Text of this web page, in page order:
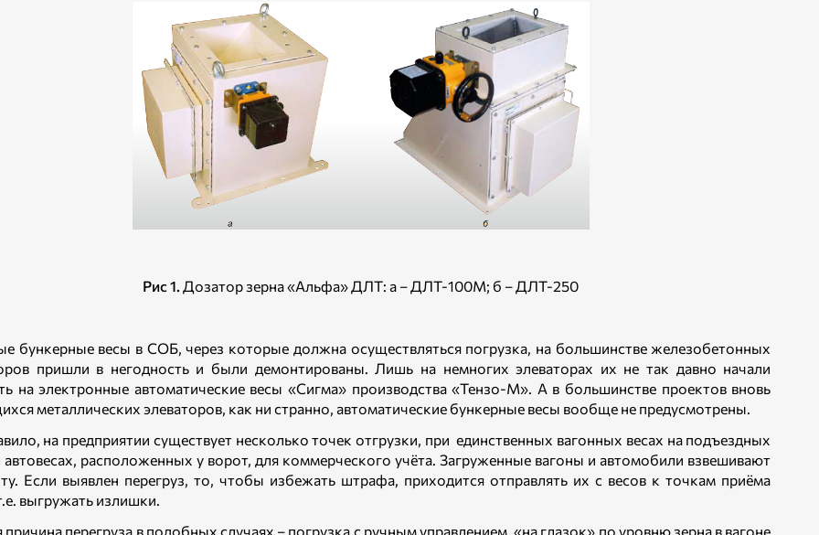
Рис 1. Дозатор зерна «Альфа» ДЛТ: а – ДЛТ-100М; б – ДЛТ-250
бункерные весы в СОБ, через которые должна осуществляться погрузка, на большинстве железобетонных
пришли в негодность и были демонтированы. Лишь на немногих элеваторах их не так давно начали
на электронные автоматические весы «Сигма» производства «Тензо-М». А в большинстве проектов вновь
металлических элеваторов, как ни странно, автоматические бункерные весы вообще не предусмотрены.
на предприятии существует несколько точек отгрузки, при единственных вагонных весах на подъездных
автовесах, расположенных у ворот, для коммерческого учёта. Загруженные вагоны и автомобили взвешивают
Если выявлен перегруз, то, чтобы избежать штрафа, приходится отправлять их с весов к точкам приёма
выгружать излишки.
причина перегруза в подобных случаях – погрузка с ручным управлением, «на глазок» по уровню зерна в вагоне